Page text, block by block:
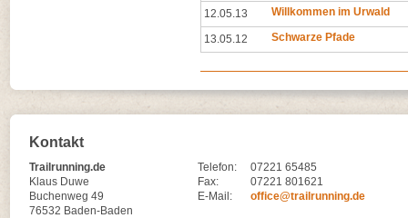
12.05.13 Willkommen im Urwald
13.05.12 Schwarze Pfade
Kontakt
Trailrunning.de
Klaus Duwe
Buchenweg 49
76532 Baden-Baden
Telefon:
07221 65485
Fax:
07221 801621
E-Mail:
office@trailrunning.de